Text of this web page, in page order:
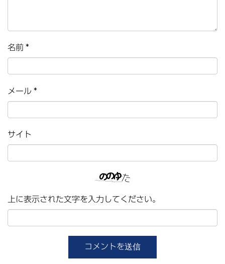
名前 *
メール *
サイト
上に表示された文字を入力してください。